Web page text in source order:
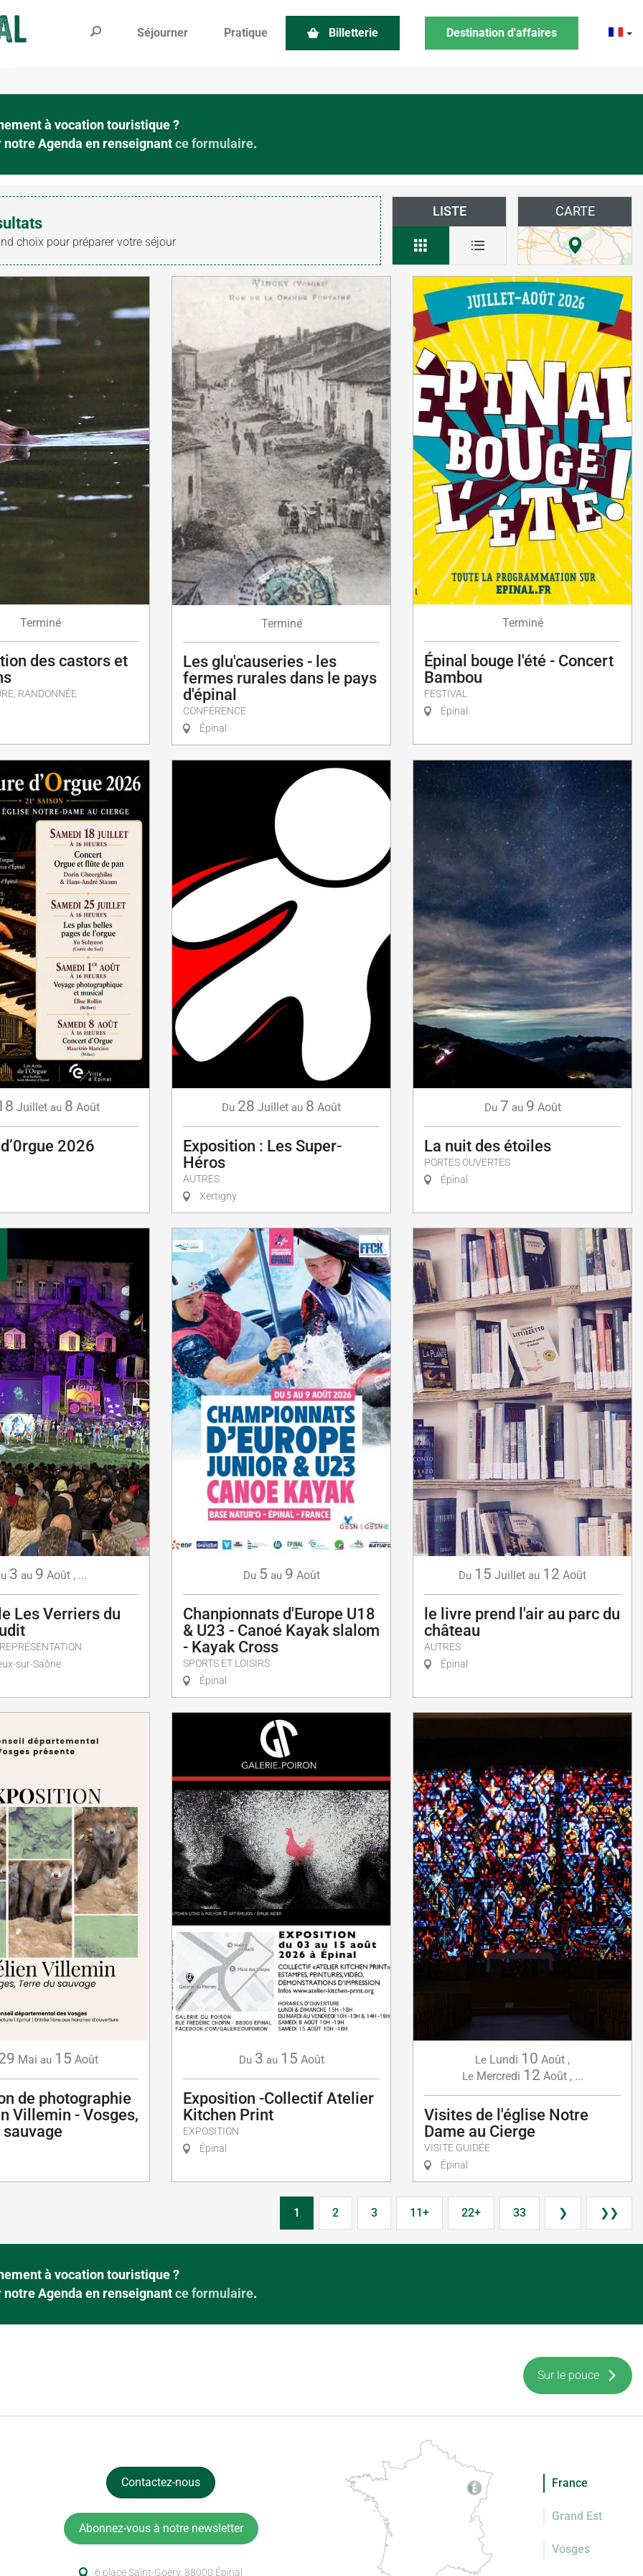
Séjourner Pratique Billetterie Destination d'affaires
à vocation touristique ?
Agenda en renseignantce formulaire.
choix pour préparer votre séjour
LISTE CARTE
Terminé
des castors et
RANDONNÉE
Terminé
Les glu'causeries - les
fermes rurales dans le pays
d'épinal
CONFÉRENCE
Épinal
Terminé
Épinal bouge l'été - Concert
Bambou
FESTIVAL
Épinal
Juillet au 8 Août
2026
Du 28 Juillet au 8 Août
Exposition : Les Super-
Héros
AUTRES
Xertigny
Du 7 au 9 Août
La nuit des étoiles
PORTES OUVERTES
Épinal
3 au 9 Août , ...
Les Verriers du
sur-Saône
Du 5 au 9 Août
Chanpionnats d'Europe U18
& U23 - Canoé Kayak slalom
- Kayak Cross
SPORTS ET LOISIRS
Épinal
Du 15 Juillet au 12 Août
le livre prend l'air au parc du
château
AUTRES
Épinal
Mai au 15 Août
de photographie
Villemin - Vosges,
Du 3 au 15 Août
Exposition -Collectif Atelier
Kitchen Print
EXPOSITION
Épinal
Le Lundi 10 Août ,
Le Mercredi 12 Août, ...
Visites de l'église Notre
Dame au Cierge
VISITE GUIDÉE
Épinal
1 2 3 11+ 22+ 33 ❯ ❯❯
à vocation touristique ?
Agenda en renseignantce formulaire.
Sur le pouce
Contactez-nous
Abonnez-vous à notre newsletter
6 place Saint-Goëry, 88000 Épinal
France
Grand Est
Vosges